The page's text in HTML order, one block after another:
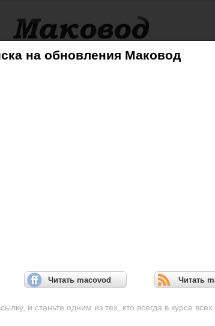
на обновления Маковод
Читать macovod Читать
и станьте одним из тех, кто всегда в курсе всех
Mac iPhone iPad iPod AppleTV
iOS 8.1